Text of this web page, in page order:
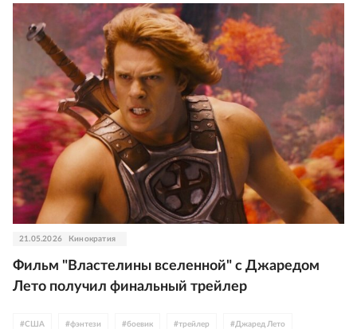
21.05.2026 Кинократия
Фильм "Властелины вселенной" с Джаредом
Лето получил финальный трейлер
#США #фэнтези #боевик #трейлер # Джаред Лето